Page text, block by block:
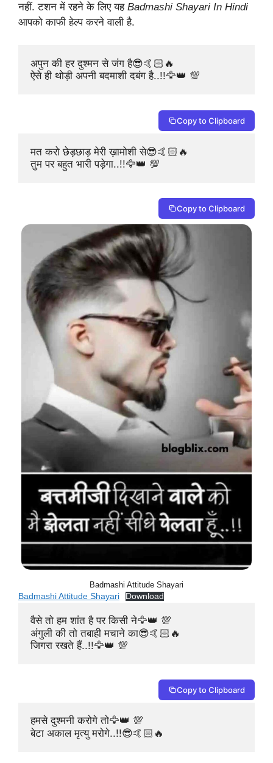
नहीं. टशन में रहने के लिए यह Badmashi Shayari In Hindi
आपको काफी हेल्प करने वाली है.
अपुन की हर दुश्मन से जंग है😎🤙🏻🔥
ऐसे ही थोड़ी अपनी बदमाशी दबंग है..!!🦅👑 💯
Copy to Clipboard
मत करो छेड़छाड़ मेरी ख़ामोशी से😎🤙🏻🔥
तुम पर बहुत भारी पड़ेगा..!!🦅👑 💯
Copy to Clipboard
Badmashi Attitude Shayari
Badmashi Attitude Shayari
Download
वैसे तो हम शांत है पर किसी ने🦅👑 💯
अंगुली की तो तबाही मचाने का😎🤙🏻🔥
जिगरा रखते हैं..!!🦅👑 💯
Copy to Clipboard
हमसे दुश्मनी करोगे तो🦅👑 💯
बेटा अकाल मृत्यु मरोगे..!!😎🤙🏻🔥